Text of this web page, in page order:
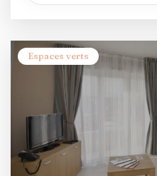
Espaces verts